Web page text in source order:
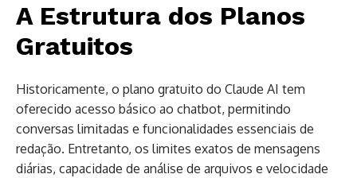
A Estrutura dos Planos
Gratuitos
Historicamente, o plano gratuito do Claude AI tem
oferecido acesso básico ao chatbot, permitindo
conversas limitadas e funcionalidades essenciais de
redação. Entretanto, os limites exatos de mensagens
diárias, capacidade de análise de arquivos e velocidade